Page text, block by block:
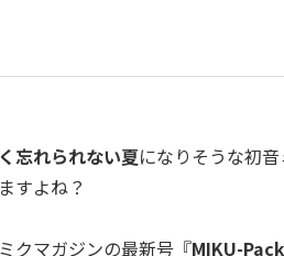
忘れられない夏になりそうな初
すよね？
マガジンの最新号『MIKU-